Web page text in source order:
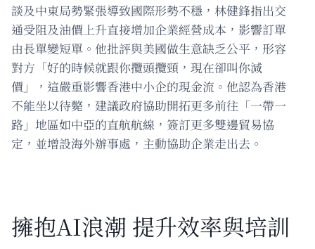
談及中東局勢緊張導致國際形勢不穩，林健鋒指出交
通受阻及油價上升直接增加企業經營成本，影響訂單
由長單變短單。他批評與美國做生意缺乏公平，形容
對方「好的時候就跟你攬頭攬頸，現在卻叫你減
價」，這嚴重影響香港中小企的現金流。他認為香港
不能坐以待斃，建議政府協助開拓更多前往「一帶一
路」地區如中亞的直航航線，簽訂更多雙邊貿易協
定，並增設海外辦事處，主動協助企業走出去。
擁抱AI浪潮 提升效率與培訓